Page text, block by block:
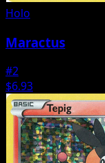
Holo
Maractus
#2
$6.93